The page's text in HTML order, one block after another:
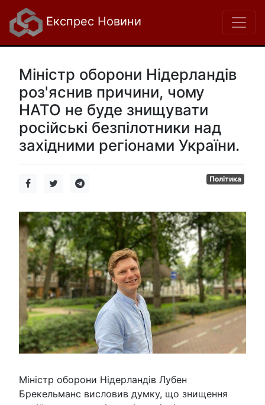
Експрес Новини
Міністр оборони Нідерландів
роз'яснив причини, чому
НАТО не буде знищувати
російські безпілотники над
західними регіонами України.
Політика
Міністр оборони Нідерландів Лубен
Брекельманс висловив думку, що знищення